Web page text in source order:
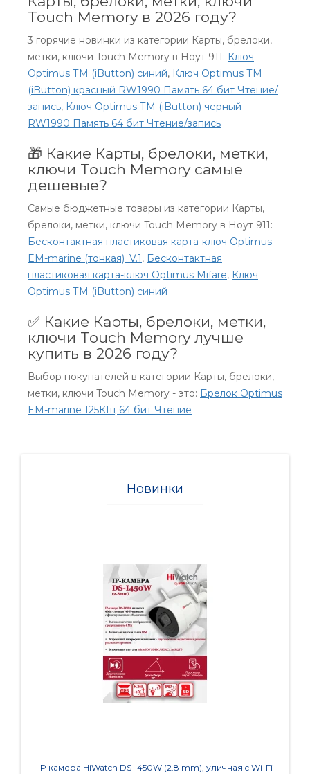
Touch Memory в 2026 году?
3 горячие новинки из категории Карты, брелоки,
метки, ключи Touch Memory в Ноут 911: Ключ
Optimus ТМ (iButton) синий, Ключ Optimus ТМ
(iButton) красный RW1990 Память 64 бит Чтение/
запись, Ключ Optimus ТМ (iButton) черный
RW1990 Память 64 бит Чтение/запись
🎁 Какие Карты, брелоки, метки,
ключи Touch Memory самые
дешевые?
Самые бюджетные товары из категории Карты,
брелоки, метки, ключи Touch Memory в Ноут 911:
Бесконтактная пластиковая карта-ключ Optimus
EM-marine (тонкая)_V.1, Бесконтактная
пластиковая карта-ключ Optimus Mifare, Ключ
Optimus ТМ (iButton) синий
✅ Какие Карты, брелоки, метки,
ключи Touch Memory лучше
купить в 2026 году?
Выбор покупателей в категории Карты, брелоки,
метки, ключи Touch Memory - это: Брелок Optimus
EM-marine 125КГц 64 бит Чтение
Новинки
IP камера HiWatch DS-I450W (2.8 mm), уличная c Wi-Fi